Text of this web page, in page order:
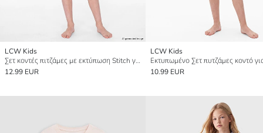
LCW Kids
Σετ κοντές πιτζάμες με εκτύπωση Stitch για κορίτσια
12.99 EUR
LCW Kids
10.99 EUR